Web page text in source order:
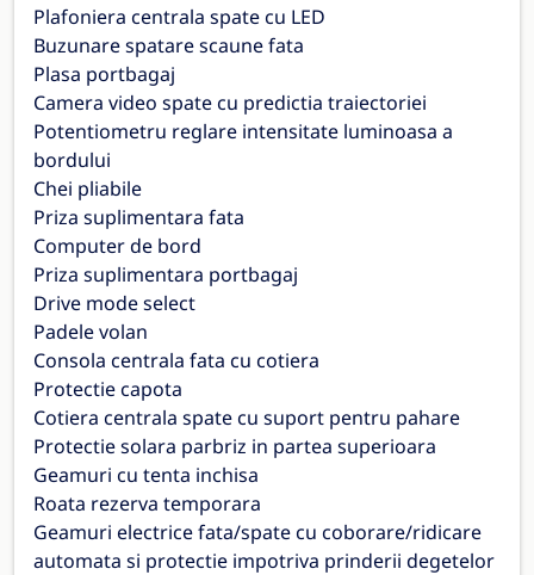
Plafoniera centrala spate cu LED
Buzunare spatare scaune fata
Plasa portbagaj
Camera video spate cu predictia traiectoriei
Potentiometru reglare intensitate luminoasa a
bordului
Chei pliabile
Priza suplimentara fata
Computer de bord
Priza suplimentara portbagaj
Drive mode select
Padele volan
Consola centrala fata cu cotiera
Protectie capota
Cotiera centrala spate cu suport pentru pahare
Protectie solara parbriz in partea superioara
Geamuri cu tenta inchisa
Roata rezerva temporara
Geamuri electrice fata/spate cu coborare/ridicare
automata si protectie impotriva prinderii degetelor